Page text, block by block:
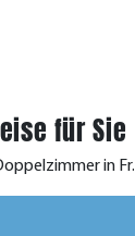
für Sie
in Fr.